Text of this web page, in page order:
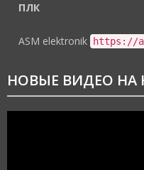
ПЛК
ASM elektronik https://
НОВЫЕ ВИДЕО НА